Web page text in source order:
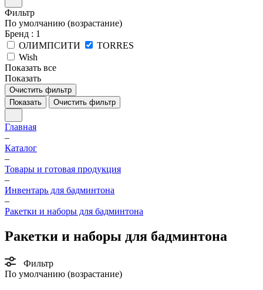
Фильтр
По умолчанию (возрастание)
Бренд : 1
ОЛИМПСИТИ
TORRES
Wish
Показать все
Показать
Очистить фильтр
Показать
Очистить фильтр
Главная
–
Каталог
–
Товары и готовая продукция
–
Инвентарь для бадминтона
–
Ракетки и наборы для бадминтона
Ракетки и наборы для бадминтона
Фильтр
По умолчанию (возрастание)